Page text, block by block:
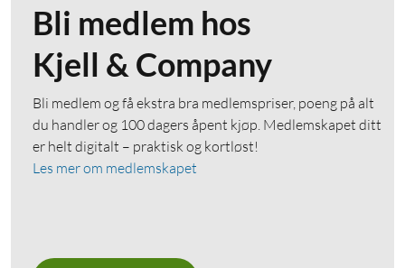
Bli medlem hos
Kjell & Company
Bli medlem og få ekstra bra medlemspriser, poeng på alt
du handler og 100 dagers åpent kjøp. Medlemskapet ditt
er helt digitalt – praktisk og kortløst!
Les mer om medlemskapet